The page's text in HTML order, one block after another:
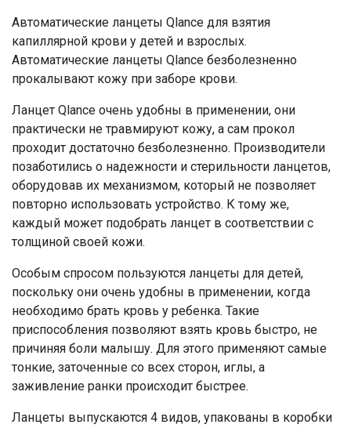
Автоматические ланцеты Qlance для взятия
капиллярной крови у детей и взрослых.
Автоматические ланцеты Qlance безболезненно
прокалывают кожу при заборе крови.
Ланцет Qlance очень удобны в применении, они
практически не травмируют кожу, а сам прокол
проходит достаточно безболезненно. Производители
позаботились о надежности и стерильности ланцетов,
оборудовав их механизмом, который не позволяет
повторно использовать устройство. К тому же,
каждый может подобрать ланцет в соответствии с
толщиной своей кожи.
Особым спросом пользуются ланцеты для детей,
поскольку они очень удобны в применении, когда
необходимо брать кровь у ребенка. Такие
приспособления позволяют взять кровь быстро, не
причиняя боли малышу. Для этого применяют самые
тонкие, заточенные со всех сторон, иглы, а
заживление ранки происходит быстрее.
​Ланцеты выпускаются 4 видов, упакованы в коробки
Ваше имя
Номер телефона